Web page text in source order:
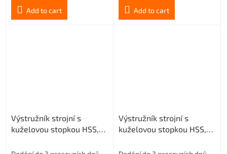
Add to cart
Add to cart
Výstružník strojní s
kuželovou stopkou HSS,
Výstružník strojní s
kuželovou stopkou HSS,